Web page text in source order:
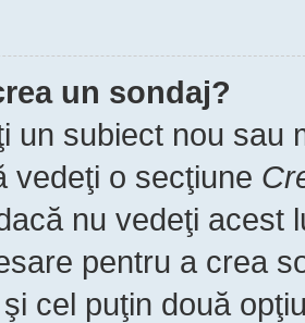
un sondaj?
un subiect nou sau
vedeţi o secţiune
nu vedeţi acest
pentru a crea
cel puţin două